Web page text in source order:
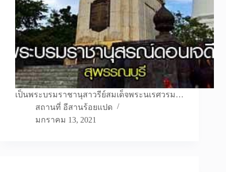
เป็นพระบรมราชานุสาวรีย์สมเด็จพระนเรศวรม…
สถานที่ อีสานร้อยแปด
มกราคม 13, 2021